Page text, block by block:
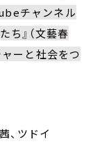
チャンネル
ち』（文藝春
ーと社会をつ
ツドイ